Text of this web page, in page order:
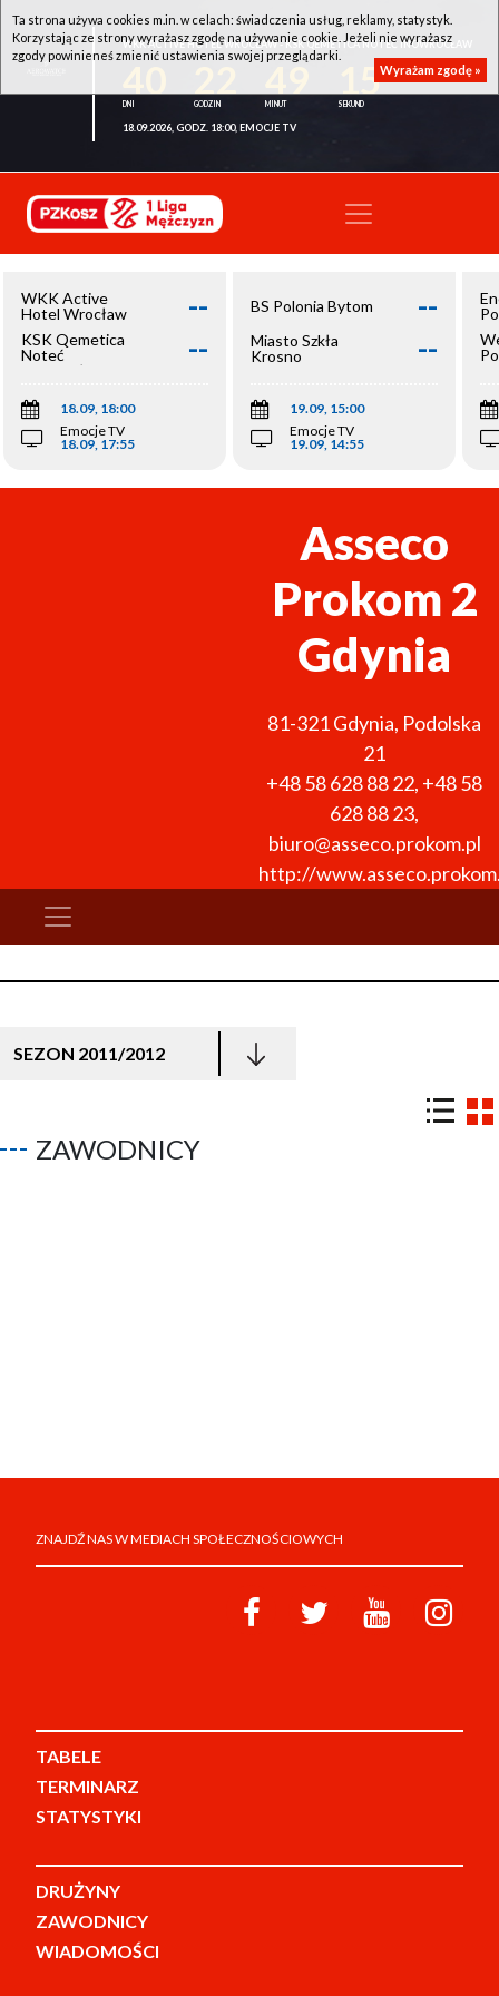
WKK ACTIVE HOTEL WROCŁAW - KSK QEMETICA NOTEĆ INOWROCŁAW
15
18.09.2026, GODZ. 18:00, EMOCJE TV
WKK Active
Hotel Wrocław
--
KSK Qemetica
Noteć
Inowrocław
--
18.09, 18:00
Emocje TV
18.09, 17:55
BS Polonia Bytom --
Miasto Szkła
Krosno
--
19.09, 15:00
Emocje TV
19.09, 14:55
Asseco
Prokom 2
Gdynia
81-321Gdynia, Podolska
21
+48 58 628 88 22, +48 58
628 88 23,
biuro@asseco.prokom.pl
http://
SEZON 2011/2012
ZAWODNICY
ZNAJDŹ NAS W MEDIACH SPOŁECZNOŚCIOWYCH
TABELE
TERMINARZ
STATYSTYKI
DRUŻYNY
ZAWODNICY
WIADOMOŚCI
Ta strona używa cookies m.in. w celach: świadczenia usług, reklamy, statystyk.
Korzystając ze strony wyrażasz zgodę na używanie cookie. Jeżeli nie wyrażasz
zgody powinieneś zmienić ustawienia swojej przeglądarki.
Wyrażam zgodę »